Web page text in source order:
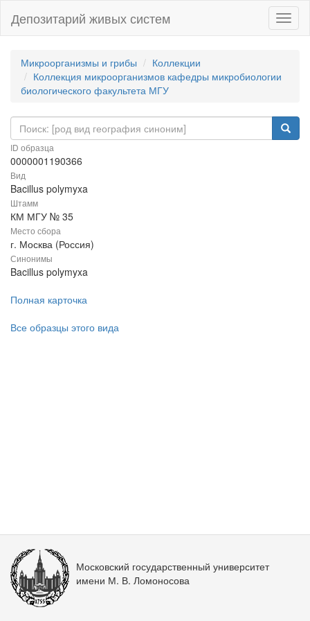
Депозитарий живых систем
Микроорганизмы и грибы
Коллекции
Коллекция микроорганизмов кафедры микробиологии
биологического факультета МГУ
ID образца
0000001190366
Вид
Bacillus polymyxa
Штамм
КМ МГУ № 35
Место сбора
г. Москва (Россия)
Синонимы
Bacillus polymyxa
Полная карточка
Все образцы этого вида
Московский государственный университет
имени М. В. Ломоносова